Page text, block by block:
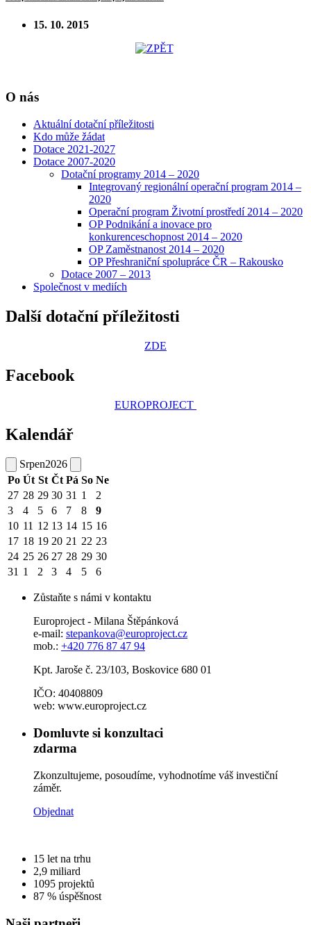
15. 10. 2015
O nás
Aktuální dotační příležitosti
Kdo může žádat
Dotace 2021-2027
Dotace 2007-2020
Dotační programy 2014 – 2020
Integrovaný regionální operační program 2014 –
2020
Operační program Životní prostředí 2014 – 2020
OP Podnikání a inovace pro
konkurenceschopnost 2014 – 2020
OP Zaměstnanost 2014 – 2020
OP Přeshraniční spolupráce ČR – Rakousko
Dotace 2007 – 2013
Společnost v mediích
Další dotační příležitosti
ZDE
Facebook
EUROPROJECT
Kalendář
Srpen2026
Po Út St Čt Pá So Ne
27 28 29 30 31 1
2
3
4 5 6 7 8
9
10 11 12 13 14 15 16
17 18 19 20 21 22 23
24 25 26 27 28 29 30
31 1 2 3 4 5 6
Zůstaňte s námi v kontaktu
Europroject - Milana Štěpánková
e-mail: stepankova@europroject.cz
mob.: +420 776 87 47 94
Kpt. Jaroše č. 23/103, Boskovice 680 01
IČO: 40408809
web: www.europroject.cz
Domluvte si konzultaci
zdarma
Zkonzultujeme, posoudíme, vyhodnotíme váš investiční
záměr.
Objednat
15 let na trhu
2,9 miliard
1095 projektů
87 % úspěšnost